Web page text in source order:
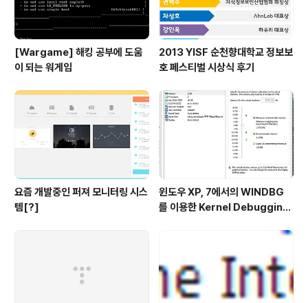
[Wargame] 해킹 공부에 도움
이 되는 워게임
2013 YISF 순천향대학교 정보보
호 페스티벌 시상식 후기
요즘 개발중인 퍼져 모니터링 시스
템[?]
윈도우 XP, 7에서의 WINDBG
를 이용한 Kernel Debugging